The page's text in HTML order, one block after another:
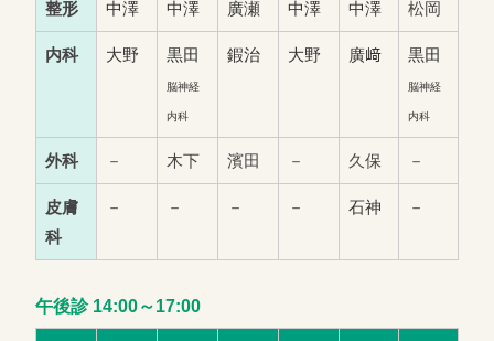
整形 中澤 中澤 廣瀬 中澤 中澤 松岡
内科 大野 黒田
脳神経
内科
鍜治 大野 廣﨑 黒田
脳神経
内科
外科 － 木下 濱田 － 久保 －
皮膚
科
－ － － － 石神 －
午後診 14:00～17:00